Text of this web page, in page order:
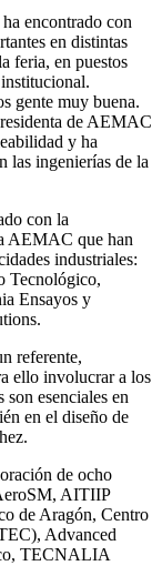
encontrado con
en distintas
feria, en puestos
gente muy buena.
de AEMAC
y ha
las ingenierías de la
con la
AEMAC que han
industriales:
Tecnológico,
Ensayos y
referente,
ello involucrar a los
son esenciales en
en el diseño de
de ocho
AITIIP
de Aragón, Centro
Advanced
TECNALIA